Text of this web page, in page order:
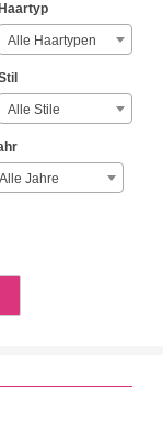
Haartyp
Alle Haartypen
Alle Stile
Alle Jahre